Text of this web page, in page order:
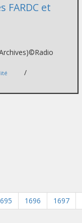
FARDC et
/
1696 1697